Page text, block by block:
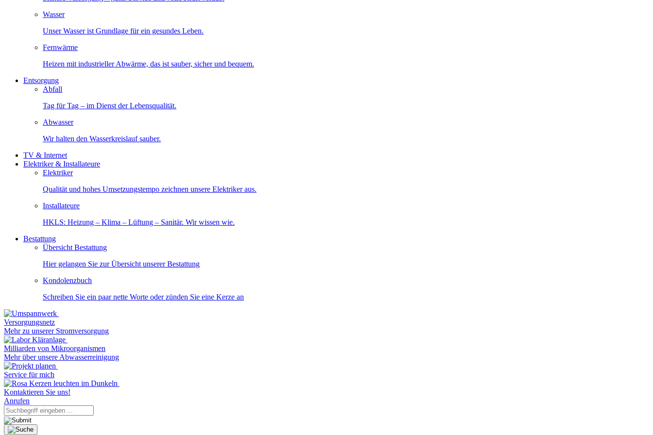
Wasser
Unser Wasser ist Grundlage für ein gesundes Leben.
Fernwärme
Heizen mit industrieller Abwärme, das ist sauber, sicher und bequem.
Entsorgung
Abfall
Tag für Tag – im Dienst der Lebensqualität.
Abwasser
Wir halten den Wasserkreislauf sauber.
TV & Internet
Elektriker & Installateure
Elektriker
Qualität und hohes Umsetzungstempo zeichnen unsere Elektriker aus.
Installateure
HKLS: Heizung – Klima – Lüftung – Sanitär. Wir wissen wie.
Bestattung
Übersicht Bestattung
Hier gelangen Sie zur Übersicht unserer Bestattung
Kondolenzbuch
Schreiben Sie ein paar nette Worte oder zünden Sie eine Kerze an
Versorgungsnetz
Mehr zu unserer Stromversorgung
Milliarden von Mikroorganismen
Mehr über unsere Abwasserreinigung
Service für mich
Kontaktieren Sie uns!
Anrufen